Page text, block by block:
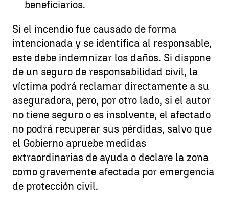
beneficiarios.
Si el incendio fue causado de forma
intencionada y se identifica al responsable,
este debe indemnizar los daños. Si dispone
de un seguro de responsabilidad civil, la
víctima podrá reclamar directamente a su
aseguradora, pero, por otro lado, si el autor
no tiene seguro o es insolvente, el afectado
no podrá recuperar sus pérdidas, salvo que
el Gobierno apruebe medidas
extraordinarias de ayuda o declare la zona
como gravemente afectada por emergencia
de protección civil.